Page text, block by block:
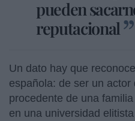
pueden
reputacional
Un dato hay que
española: de ser un actor
procedente de una
en una universidad